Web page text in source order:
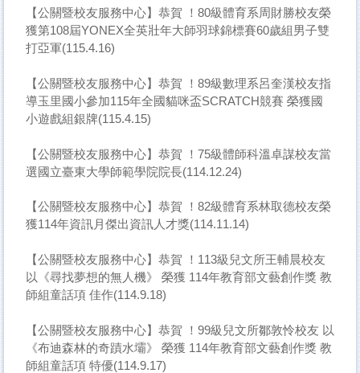
【公關暨校友服務中心】恭賀 ！80級體育系周財勝校友榮
獲第108屆YONEX全英壯年大師羽球錦標賽60歲組男子雙
打亞軍(115.4.16)
【公關暨校友服務中心】恭賀 ！89級數理系呂奎漢校友指
導玉里國小參加115年全國貓咪盃SCRATCH競賽 榮獲國
小遊戲組銀牌(115.4.15)
【公關暨校友服務中心】恭賀 ！75級體師科溫卓謀校友當
選國立臺東大學師範學院院長(114.12.24)
【公關暨校友服務中心】恭賀 ！82級體育系林取德校友榮
獲114年資訊月傑出資訊人才獎(114.11.14)
【公關暨校友服務中心】恭賀 ！113級兒文所王輔晨校友
以《尋找夢想的無人機》 榮獲 114年教育部文藝創作獎 教
師組童話項 佳作(114.9.18)
【公關暨校友服務中心】恭賀 ！99級兒文所鄒敦怜校友 以
《布迪森林的奇蹟水壩》 榮獲 114年教育部文藝創作獎 教
師組童話項 特優(114.9.17)